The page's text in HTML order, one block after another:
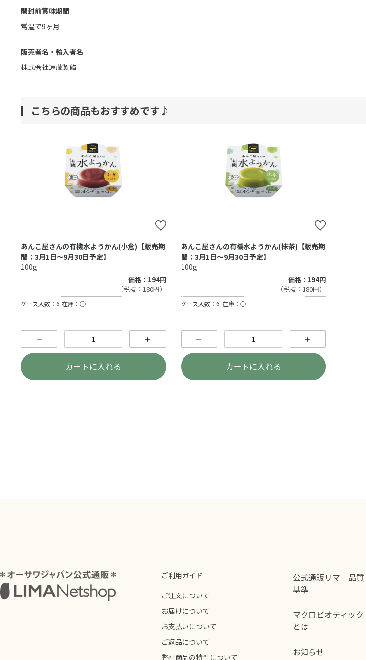
開封前賞味期間
常温で9ヶ月
販売者名・輸入者名
株式会社遠藤製餡
こちらの商品もおすすめです♪
あんこ屋さんの有機水ようかん(小倉)【販売期
間：3月1日～9月30日予定】
100g
価格：194円
（税抜：180円）
ケース入数：6 在庫：○
－ ＋
カートに入れる
あんこ屋さんの有機水ようかん(抹茶)【販売期
間：3月1日～9月30日予定】
100g
価格：194円
（税抜：180円）
ケース入数：6 在庫：○
－ ＋
カートに入れる
ご利用ガイド
ご注文について
お届けについて
お支払いについて
ご返品について
弊社商品の特性について
公式通販リマ 品質
基準
マクロビオティック
とは
お知らせ